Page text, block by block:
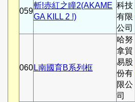
059
斬!赤紅之瞳2(AKAME
GA KILL 2 !)
科技
有限
公司
060 L南國育B系列框
哈努
拿貿
易股
份有
限公
司